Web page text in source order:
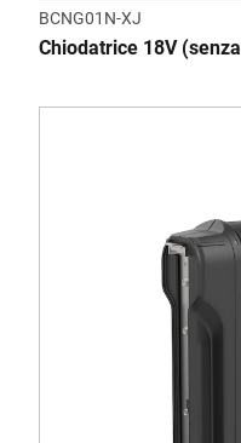
BCNG01N-XJ
Chiodatrice 18V